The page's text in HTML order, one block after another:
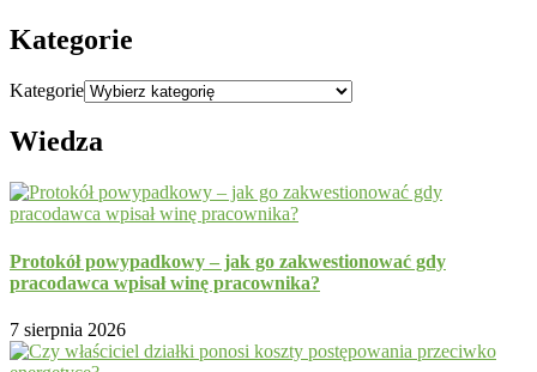
Kategorie
Kategorie
Wiedza
Protokół powypadkowy – jak go zakwestionować gdy
pracodawca wpisał winę pracownika?
7 sierpnia 2026